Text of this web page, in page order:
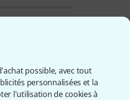
possible, avec tout
personnalisées et la
l'utilisation de cookies à